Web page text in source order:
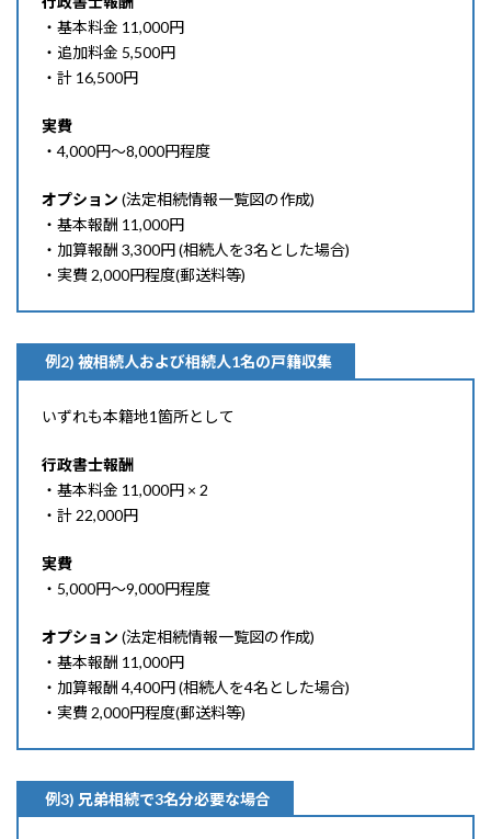
・基本料金 11,000円
・追加料金 5,500円
・計 16,500円
実費
・4,000円〜8,000円程度
オプション (法定相続情報一覧図の作成)
・基本報酬 11,000円
・加算報酬 3,300円 (相続人を3名とした場合)
・実費 2,000円程度(郵送料等)
例2) 被相続人および相続人1名の戸籍収集
いずれも本籍地1箇所として
行政書士報酬
・基本料金 11,000円 × 2
・計 22,000円
実費
・5,000円〜9,000円程度
オプション (法定相続情報一覧図の作成)
・基本報酬 11,000円
・加算報酬 4,400円 (相続人を4名とした場合)
・実費 2,000円程度(郵送料等)
例3) 兄弟相続で3名分必要な場合